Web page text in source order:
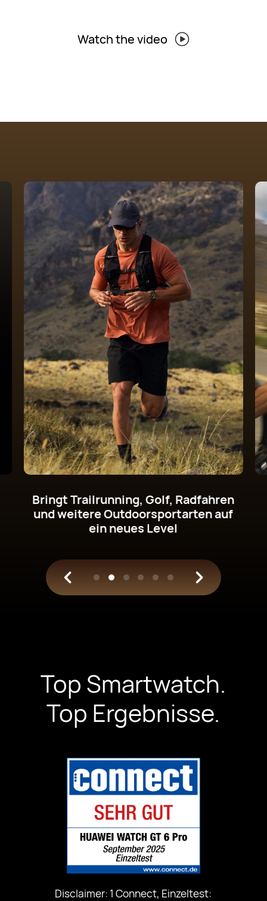
Watch the video
Erhalte deine Daten beim Radfahren
direkt am Handgelenkund gewinne
klare Einblicke ins Training.
Top Smartwatch.
Top Ergebnisse.
Disclaimer: 1 Connect, Einzeltest: